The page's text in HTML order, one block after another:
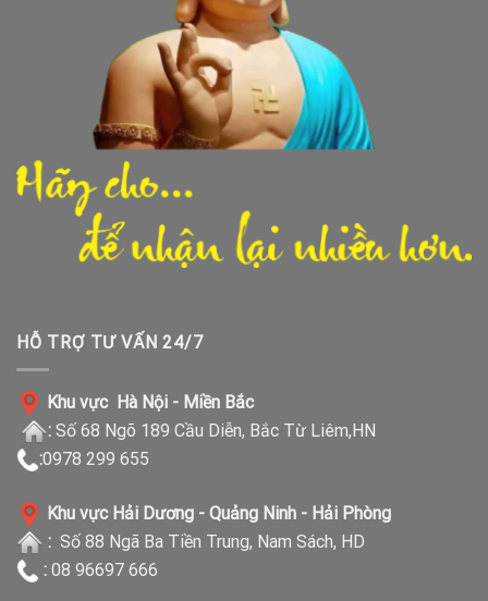
HỖ TRỢ TƯ VẤN 24/7
Khu vực Hà Nội - Miền Bắc
: Số 68 Ngõ 189 Cầu Diễn, Bắc Từ Liêm,HN
:0978 299 655
Khu vực Hải Dương - Quảng Ninh - Hải Phòng
: Số 88 Ngã Ba Tiền Trung, Nam Sách, HD
: 08 96697 666